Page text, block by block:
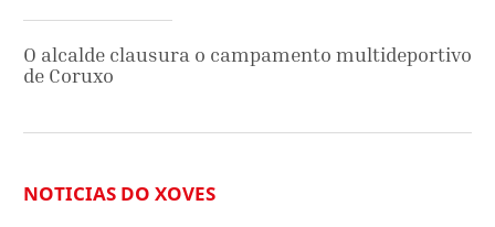
O alcalde clausura o campamento multideportivo
de Coruxo
NOTICIAS DO XOVES